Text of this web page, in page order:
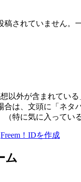
稿されていません。
以外が含まれてい
は、文頭に「ネタ
特に気に入ってい
Freem！IDを作成
ム